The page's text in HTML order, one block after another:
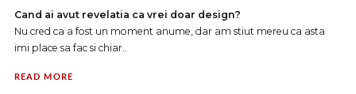
Cand ai avut revelatia ca vrei doar design?
Nu cred ca a fost un moment anume, dar am stiut mereu ca asta
imi place sa fac si chiar..
READ MORE